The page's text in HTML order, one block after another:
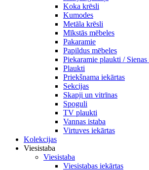
Koka krēsli
Kumodes
Metāla krēsli
Mīkstās mēbeles
Pakaramie
Papildus mēbeles
Piekaramie plaukti / Sienas
Plaukti
Priekšnama iekārtas
Sekcijas
Skapji un vitrīnas
Spoguli
TV plaukti
Vannas istaba
Virtuves iekārtas
Kolekcijas
Viesistaba
Viesistaba
Viesistabas iekārtas